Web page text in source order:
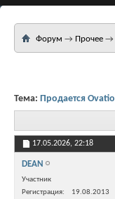
Форум → Прочее →
Тема: Продается
17.05.2026, 22:18
DEAN
Участник
Регистрация
19.08.2013